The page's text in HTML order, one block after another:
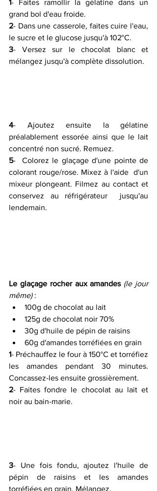
1- Faites ramollir la gélatine dans un
grand bol d'eau froide.
2- Dans une casserole, faites cuire l'eau,
le sucre et le glucose jusqu'à 102°C.
3- Versez sur le chocolat blanc et
mélangez jusqu'à complète dissolution.
4- Ajoutez ensuite la gélatine
préalablement essorée ainsi que le lait
concentré non sucré. Remuez.
5-  Colorez le glaçage d'une pointe de
colorant rouge/rose. Mixez à l'aide  d'un
mixeur plongeant. Filmez au contact et
conservez au réfrigérateur  jusqu'au
lendemain.
Le glaçage rocher aux amandes (le jour
même) :
100g de chocolat au lait
125g de chocolat noir 70%
30g d'huile de pépin de raisins
60g d'amandes torréfiées en grain
1- Préchauffez le four à 150°C et torréfiez
les amandes pendant 30 minutes.
Concassez-les ensuite grossièrement.
2- Faites fondre le chocolat au lait et
noir au bain-marie.
3- Une fois fondu, ajoutez l'huile de
pépin de raisins et les amandes
torréfiées en grain. Mélangez.